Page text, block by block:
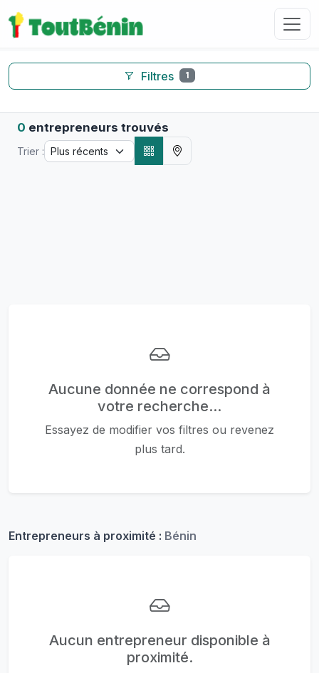
Filtres 1
0 entrepreneurs trouvés
Trier :
Aucune donnée ne correspond à
votre recherche...
Essayez de modifier vos filtres ou revenez
plus tard.
Entrepreneurs à proximité : Bénin
Aucun entrepreneur disponible à
proximité.